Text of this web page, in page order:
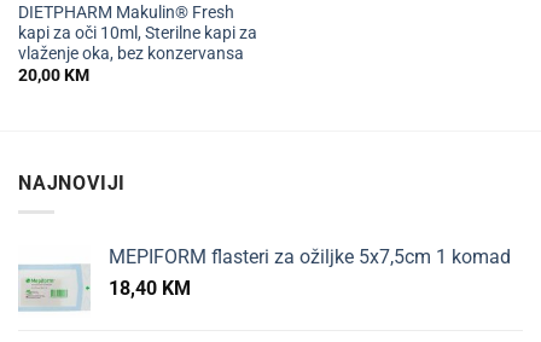
DIETPHARM Makulin® Fresh
kapi za oči 10ml, Sterilne kapi za
vlaženje oka, bez konzervansa
20,00KM
NAJNOVIJI
MEPIFORM flasteri za ožiljke 5x7,5cm 1 komad
18,40 KM